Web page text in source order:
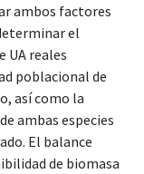
ambos factores
el
UA reales
poblacional de
así como la
ambas especies
El balance
de biomasa